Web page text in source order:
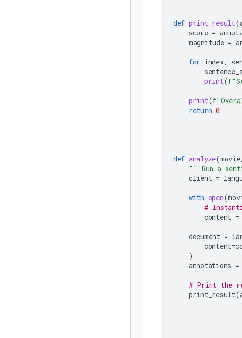
def print_result(
score =
magnitude =
for index,
print(f
print(f
return 0
def analyze(
"""Run a
client =
with open(
#
content =
document =
content=
)
annotations =
# Print the
print_result(